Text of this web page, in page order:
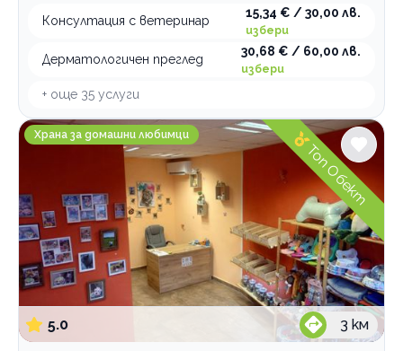
Консултация с ветеринар
15,34 € / 30,00 лв.
избери
Дерматологичен преглед
30,68 € / 60,00 лв.
избери
+ още 35 услуги
Пекарната на Арис и Кики
Храна за домашни любимци
5.0 3 км
Топ Обект